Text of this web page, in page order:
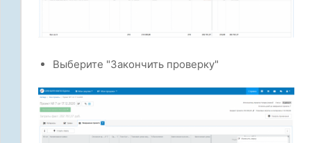
Выберите "Закончить проверку"